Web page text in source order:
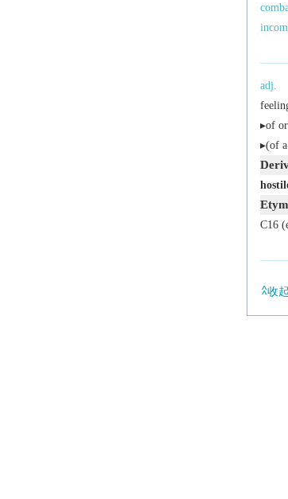
adj.
▸of
▸(of
C16
收起